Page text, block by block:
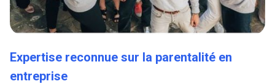
Expertise reconnue sur la parentalité en
entreprise